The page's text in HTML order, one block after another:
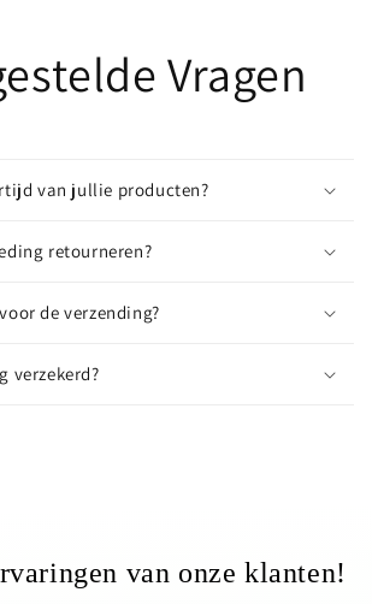
Vragen
van jullie producten?
retourneren?
de verzending?
verzekerd?
van onze klanten!